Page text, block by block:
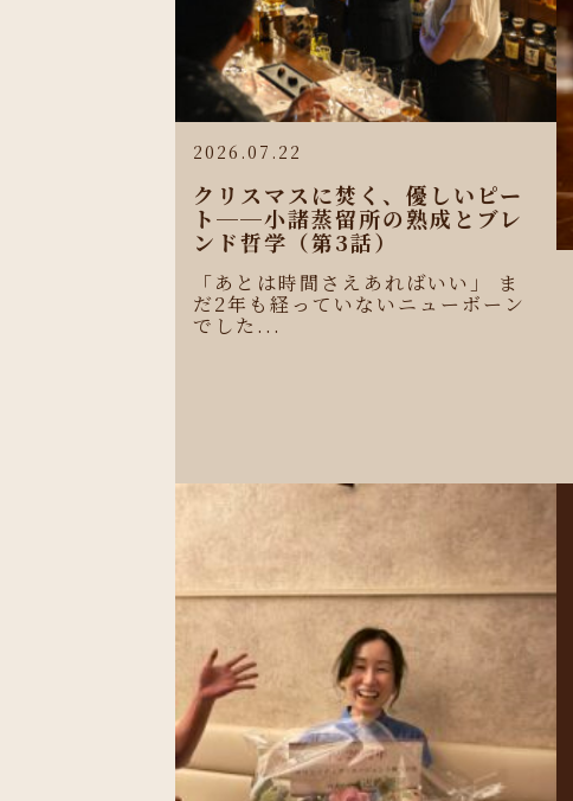
2026.07.22
クリスマスに焚く、優しいピー
ト──小諸蒸留所の熟成とブレ
ンド哲学（第3話）
「あとは時間さえあればいい」 ま
だ2年も経っていないニューボーン
でした...